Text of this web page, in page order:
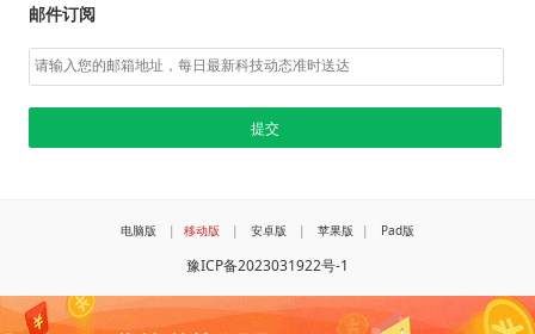
邮件订阅
电脑版 | 移动版 | 安卓版 | 苹果版 | Pad版
豫ICP备2023031922号-1